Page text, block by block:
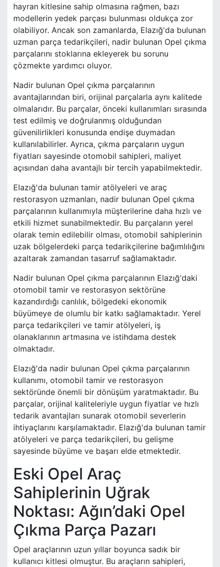
hayran kitlesine sahip olmasına rağmen, bazı
modellerin yedek parçası bulunması oldukça zor
olabiliyor. Ancak son zamanlarda, Elazığ'da bulunan
uzman parça tedarikçileri, nadir bulunan Opel çıkma
parçalarını stoklarına ekleyerek bu sorunu
çözmekte yardımcı oluyor.
Nadir bulunan Opel çıkma parçalarının
avantajlarından biri, orijinal parçalarla aynı kalitede
olmalarıdır. Bu parçalar, önceki kullanımları sırasında
test edilmiş ve doğrulanmış olduğundan
güvenilirlikleri konusunda endişe duymadan
kullanılabilirler. Ayrıca, çıkma parçaların uygun
fiyatları sayesinde otomobil sahipleri, maliyet
açısından daha avantajlı bir tercih yapabilmektedir.
Elazığ'da bulunan tamir atölyeleri ve araç
restorasyon uzmanları, nadir bulunan Opel çıkma
parçalarının kullanımıyla müşterilerine daha hızlı ve
etkili hizmet sunabilmektedir. Bu parçaların yerel
olarak temin edilebilir olması, otomobil sahiplerinin
uzak bölgelerdeki parça tedarikçilerine bağımlılığını
azaltarak zamandan tasarruf sağlamaktadır.
Nadir bulunan Opel çıkma parçalarının Elazığ'daki
otomobil tamir ve restorasyon sektörüne
kazandırdığı canlılık, bölgedeki ekonomik
büyümeye de olumlu bir katkı sağlamaktadır. Yerel
parça tedarikçileri ve tamir atölyeleri, iş
olanaklarının artmasına ve istihdama destek
olmaktadır.
Elazığ'da nadir bulunan Opel çıkma parçalarının
kullanımı, otomobil tamir ve restorasyon
sektöründe önemli bir dönüşüm yaratmaktadır. Bu
parçalar, orijinal kaliteleriyle uygun fiyatlar ve hızlı
tedarik avantajları sunarak otomobil severlerin
ihtiyaçlarını karşılamaktadır. Elazığ'da bulunan tamir
atölyeleri ve parça tedarikçileri, bu gelişme
sayesinde büyüme ve başarı elde etmektedir.
Eski Opel Araç
Sahiplerinin Uğrak
Noktası: Ağın’daki Opel
Çıkma Parça Pazarı
Opel araçlarının uzun yıllar boyunca sadık bir
kullanıcı kitlesi olmuştur. Bu araçların sahipleri,